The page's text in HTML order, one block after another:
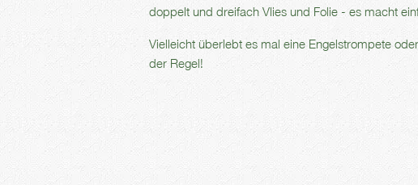
doppelt und dreifach Vlies und Folie - es macht
Vielleicht überlebt es mal eine Engelstrompete
der Regel!